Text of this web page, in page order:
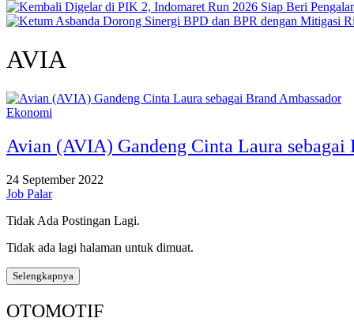
AVIA
Ekonomi
Avian (AVIA) Gandeng Cinta Laura sebagai
24 September 2022
Job Palar
Tidak Ada Postingan Lagi.
Tidak ada lagi halaman untuk dimuat.
Selengkapnya
OTOMOTIF